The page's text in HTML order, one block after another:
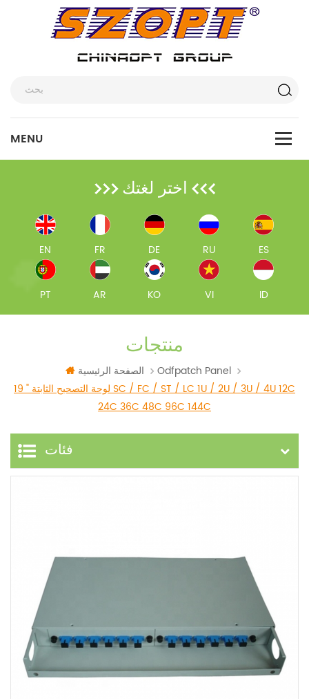
اختر لغتك
EN FR DE RU ES
PT AR KO VI ID
منتجات
الصفحة الرئيسية
Odfpatch Panel
19 " لوحة التصحيح الثابتة SC / FC / ST / LC 1U / 2U / 3U / 4U 12C
24C 36C 48C 96C 144C
فئات